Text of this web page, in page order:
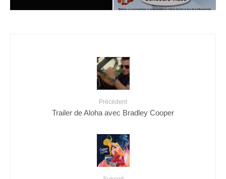
Précédent
Trailer de Aloha avec Bradley Cooper